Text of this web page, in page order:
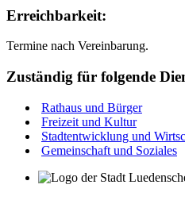
Erreichbarkeit:
Termine nach Vereinbarung.
Zuständig für folgende
Rathaus und Bürger
Freizeit und Kultur
Stadtentwicklung und
Gemeinschaft und Soziales